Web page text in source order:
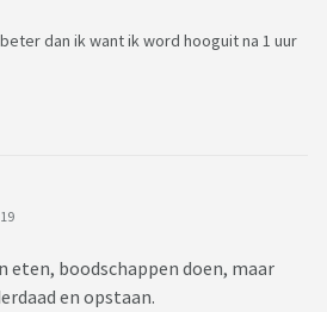
dan ik want ik word hooguit na 1 uur
eten, boodschappen doen, maar
en opstaan.